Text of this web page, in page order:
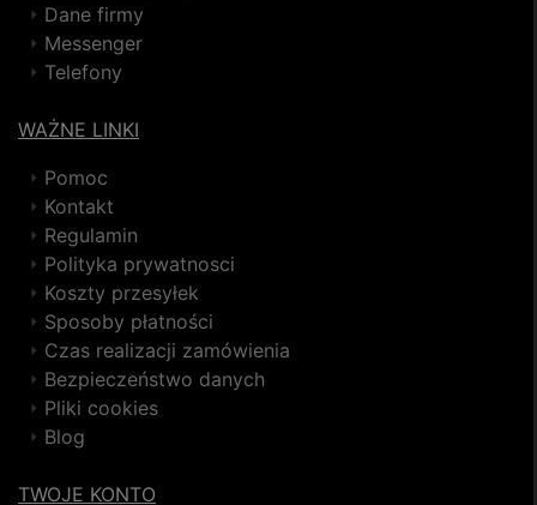
Dane firmy
Messenger
Telefony
WAŻNE LINKI
Pomoc
Kontakt
Regulamin
Polityka prywatnosci
Koszty przesyłek
Sposoby płatności
Czas realizacji zamówienia
Bezpieczeństwo danych
Pliki cookies
Blog
TWOJE KONTO